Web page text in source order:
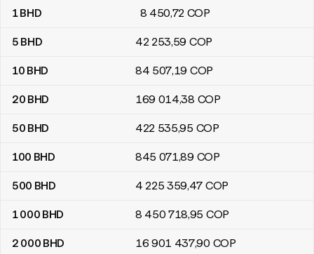
Bahreino dinarai į Kolumbijos pesai konvertavimo lentelė
1BHD 8 450,72 COP
5 BHD 42 253,59 COP
10 BHD 84 507,19 COP
20 BHD 169 014,38 COP
50 BHD 422 535,95 COP
100 BHD 845 071,89 COP
500 BHD 4 225 359,47 COP
1 000 BHD 8 450 718,95 COP
2 000 BHD 16 901 437,90 COP